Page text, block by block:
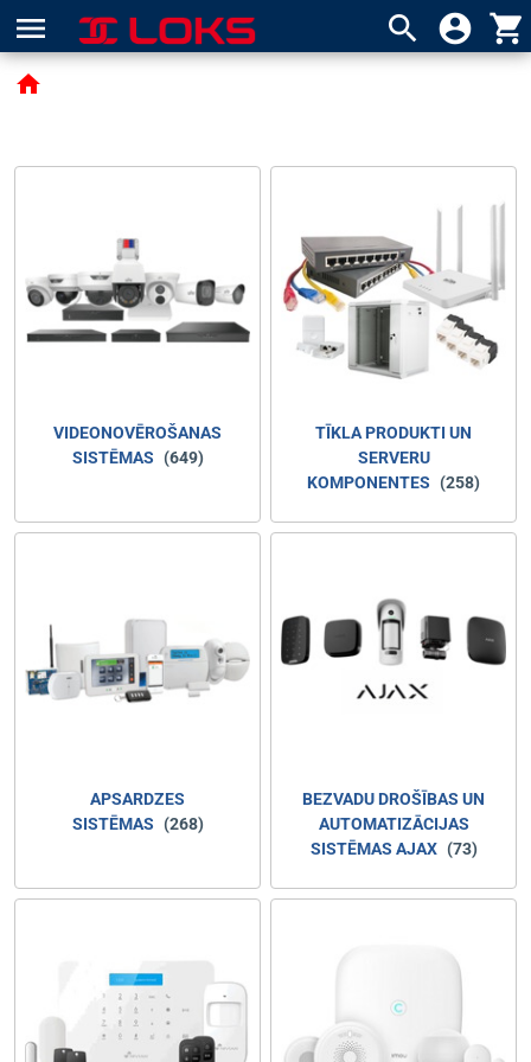
menu search account_circle shopping_cart
home
VIDEONOVĒROŠANAS
SISTĒMAS
(649)
TĪKLA PRODUKTI UN
SERVERU
KOMPONENTES
(258)
APSARDZES
SISTĒMAS
(268)
BEZVADU DROŠĪBAS UN
AUTOMATIZĀCIJAS
SISTĒMAS AJAX (73)